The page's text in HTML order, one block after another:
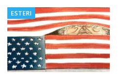
ESTERI